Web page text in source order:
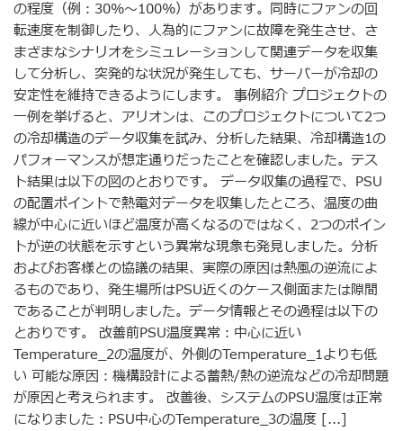
の程度（例：30%〜100%）があります。同時にファンの回
転速度を制御したり、人為的にファンに故障を発生させ、さ
まざまなシナリオをシミュレーションして関連データを収集
して分析し、突発的な状況が発生しても、サーバーが冷却の
安定性を維持できるようにします。 事例紹介 プロジェクトの
一例を挙げると、アリオンは、このプロジェクトについて2つ
の冷却構造のデータ収集を試み、分析した結果、冷却構造1の
パフォーマンスが想定通りだったことを確認しました。テス
ト結果は以下の図のとおりです。 データ収集の過程で、PSU
の配置ポイントで熱電対データを収集したところ、温度の曲
線が中心に近いほど温度が高くなるのではなく、2つのポイン
トが逆の状態を示すという異常な現象も発見しました。分析
およびお客様との協議の結果、実際の原因は熱風の逆流によ
るものであり、発生場所はPSU近くのケース側面または隙間
であることが判明しました。データ情報とその過程は以下の
とおりです。 改善前PSU温度異常：中心に近い
Temperature_2の温度が、外側のTemperature_1よりも低
い 可能な原因：機構設計による蓄熱/熱の逆流などの冷却問題
が原因と考えられます。 改善後、システムのPSU温度は正常
になりました：PSU中心のTemperature_3の温度 [...]